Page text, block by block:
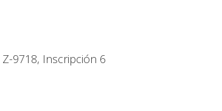
9718, Inscripción 6